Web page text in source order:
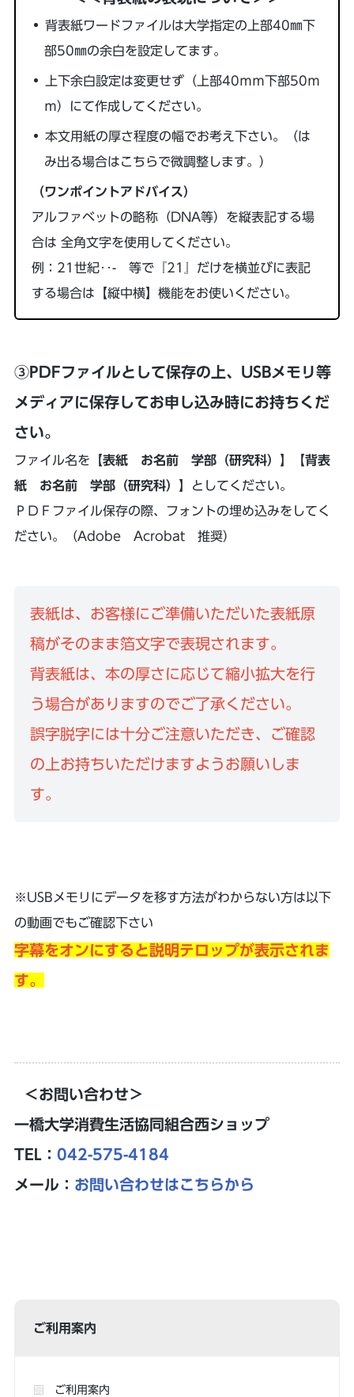
背表紙ワードファイルは大学指定の上部40㎜下
部50㎜の余白を設定してます。
上下余白設定は変更せず（上部40ｍｍ下部50ｍ
ｍ）にて作成してください。
本文用紙の厚さ程度の幅でお考え下さい。（は
み出る場合はこちらで微調整します。）
（ワンポイントアドバイス）
アルファベットの略称（DNA等）を縦表記する場
合は 全角文字を使用してください。
例：21世紀‥- 等で『21』だけを横並びに表記
する場合は【縦中横】機能をお使いください。
③PDFファイルとして保存の上、USBメモリ等
メディアに保存してお申し込み時にお持ちくだ
さい。
ファイル名を 【表紙 お名前 学部（研究科）】【背表
紙 お名前 学部（研究科）】
としてください。
ＰＤＦファイル保存の際、フォントの埋め込みをしてく
ださい。（Adobe Acrobat 推奨）
表紙は、お客様にご準備いただいた表紙原
稿がそのまま箔文字で表現されます。
背表紙は、本の厚さに応じて縮小拡大を行
う場合がありますのでご了承ください。
誤字脱字には十分ご注意いただき、ご確認
の上お持ちいただけますようお願いしま
す。
※USBメモリにデータを移す方法がわからない方は以下
の動画でもご確認下さい
字幕をオンにすると説明テロップが表示されま
す。
＜お問い合わせ＞
一橋大学消費生活協同組合西ショップ
TEL： 042-575-4184
メール： お問い合わせはこちらから
ご利用案内
ご利用案内